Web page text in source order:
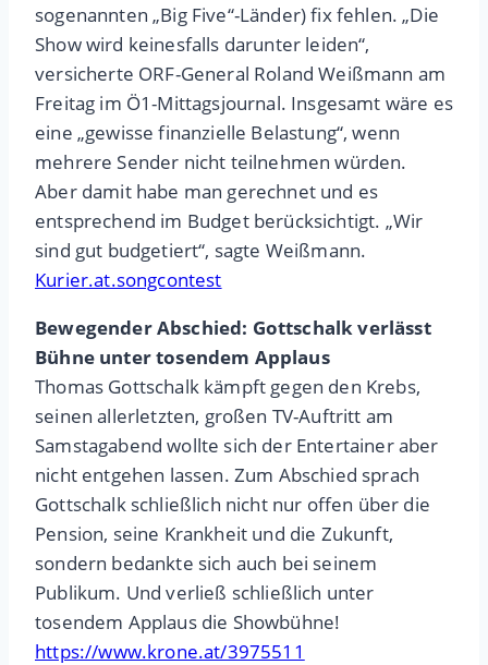
sogenannten „Big Five“-Länder) fix fehlen. „Die
Show wird keinesfalls darunter leiden“,
versicherte ORF-General Roland Weißmann am
Freitag im Ö1-Mittagsjournal. Insgesamt wäre es
eine „gewisse finanzielle Belastung“, wenn
mehrere Sender nicht teilnehmen würden.
Aber damit habe man gerechnet und es
entsprechend im Budget berücksichtigt. „Wir
sind gut budgetiert“, sagte Weißmann.
Kurier.at.songcontest
Bewegender Abschied: Gottschalk verlässt
Bühne unter tosendem Applaus
Thomas Gottschalk kämpft gegen den Krebs,
seinen allerletzten, großen TV-Auftritt am
Samstagabend wollte sich der Entertainer aber
nicht entgehen lassen. Zum Abschied sprach
Gottschalk schließlich nicht nur offen über die
Pension, seine Krankheit und die Zukunft,
sondern bedankte sich auch bei seinem
Publikum. Und verließ schließlich unter
tosendem Applaus die Showbühne!
https://www.krone.at/3975511